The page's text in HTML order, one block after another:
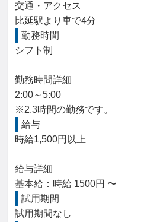
交通・アクセス
比延駅より車で4分
勤務時間
シフト制
勤務時間詳細
2:00～5:00
※2.3時間の勤務です。
給与
時給1,500円以上
給与詳細
基本給：時給 1500円 〜
試用期間
試用期間なし